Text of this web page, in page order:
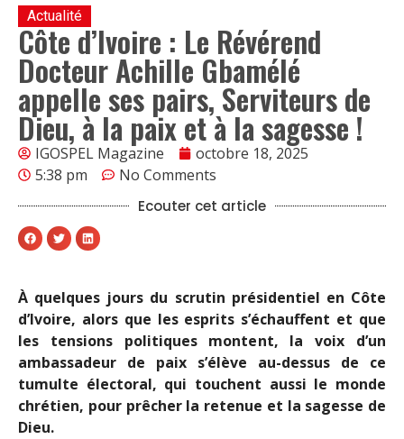
Actualité
Côte d’Ivoire : Le Révérend
Docteur Achille Gbamélé
appelle ses pairs, Serviteurs de
Dieu, à la paix et à la sagesse !
IGOSPEL Magazine
octobre 18, 2025
5:38 pm
No Comments
Ecouter cet article
À quelques jours du scrutin présidentiel en Côte
d’Ivoire, alors que les esprits s’échauffent et que
les tensions politiques montent, la voix d’un
ambassadeur de paix s’élève au-dessus de ce
tumulte électoral, qui touchent aussi le monde
chrétien, pour prêcher la retenue et la sagesse de
Dieu.